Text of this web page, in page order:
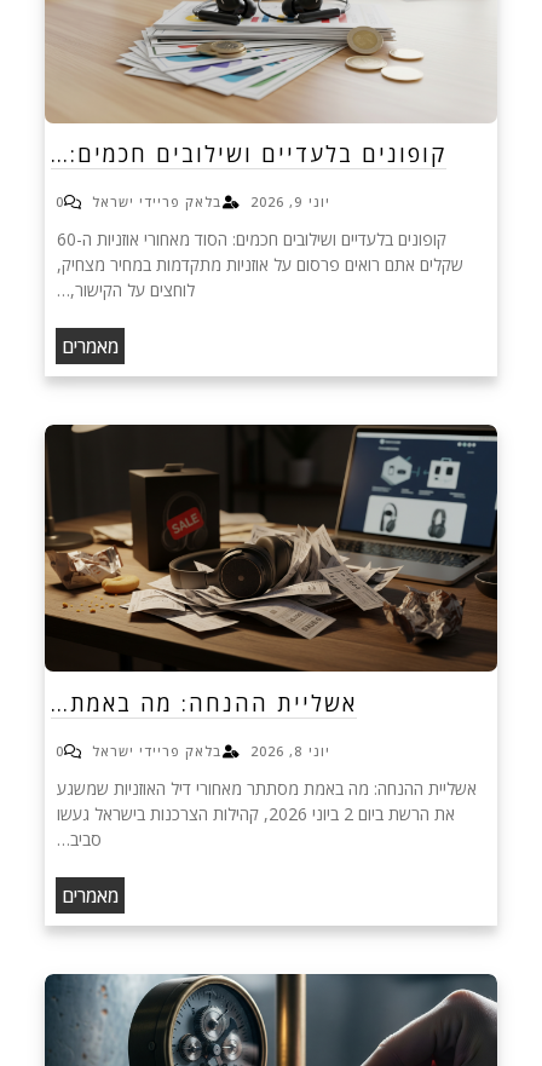
קופונים בלעדיים ושילובים חכמים:…
יוני 9, 2026 בלאק פריידי ישראל 0
קופונים בלעדיים ושילובים חכמים: הסוד מאחורי אוזניות ה-60
שקלים אתם רואים פרסום על אוזניות מתקדמות במחיר מצחיק,
לוחצים על הקישור,…
מאמרים
אשליית ההנחה: מה באמת…
יוני 8, 2026 בלאק פריידי ישראל 0
אשליית ההנחה: מה באמת מסתתר מאחורי דיל האוזניות שמשגע
את הרשת ביום 2 ביוני 2026, קהילות הצרכנות בישראל געשו
סביב…
מאמרים